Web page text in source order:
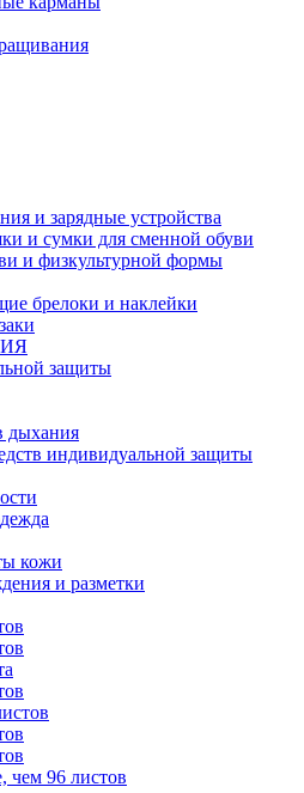
и зарядные устройства
и сумки для сменной обуви
и физкультурной формы
брелоки и наклейки
защиты
дыхания
индивидуальной защиты
кожи
и разметки
чем 96 листов